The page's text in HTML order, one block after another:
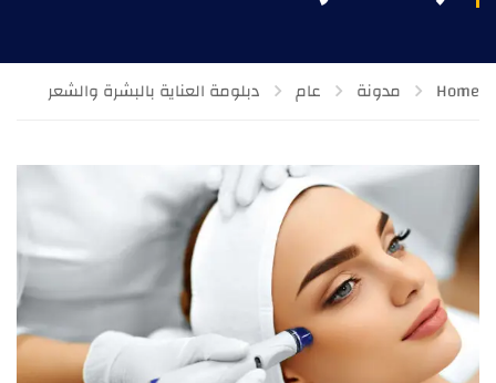
Home مدونة عام دبلومة العناية بالبشرة والشعر